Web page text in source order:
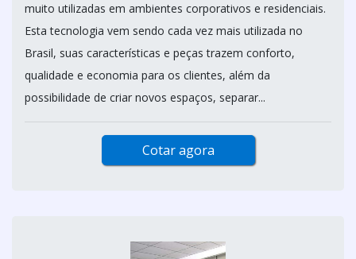
muito utilizadas em ambientes corporativos e residenciais.
Esta tecnologia vem sendo cada vez mais utilizada no
Brasil, suas características e peças trazem conforto,
qualidade e economia para os clientes, além da
possibilidade de criar novos espaços, separar...
Cotar agora